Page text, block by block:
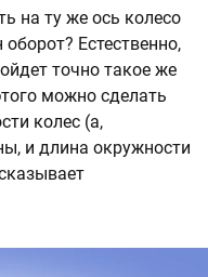
на ту же ось колесо
Естественно,
точно такое же
можно сделать
колес (а,
и длина окружности